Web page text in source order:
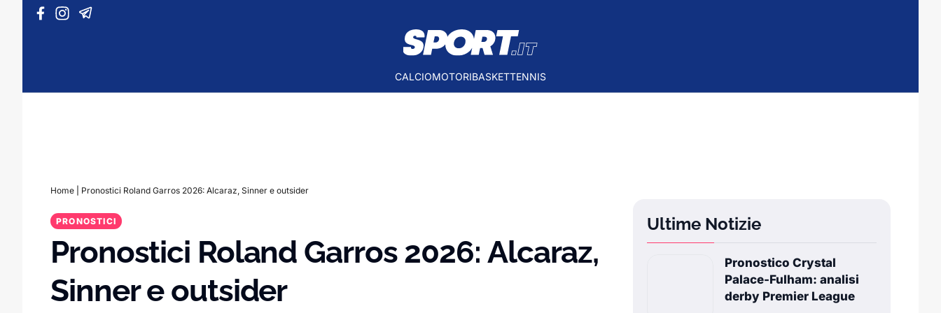
Vai al contenuto
CALCIOMOTORIBASKETTENNIS
Home Pronostici Roland Garros 2026: Alcaraz, Sinner e outsider
PRONOSTICI
Pronostici Roland Garros 2026: Alcaraz,
Sinner e outsider
Ultime Notizie
Pronostico Crystal
Palace-Fulham: analisi
derby Premier League